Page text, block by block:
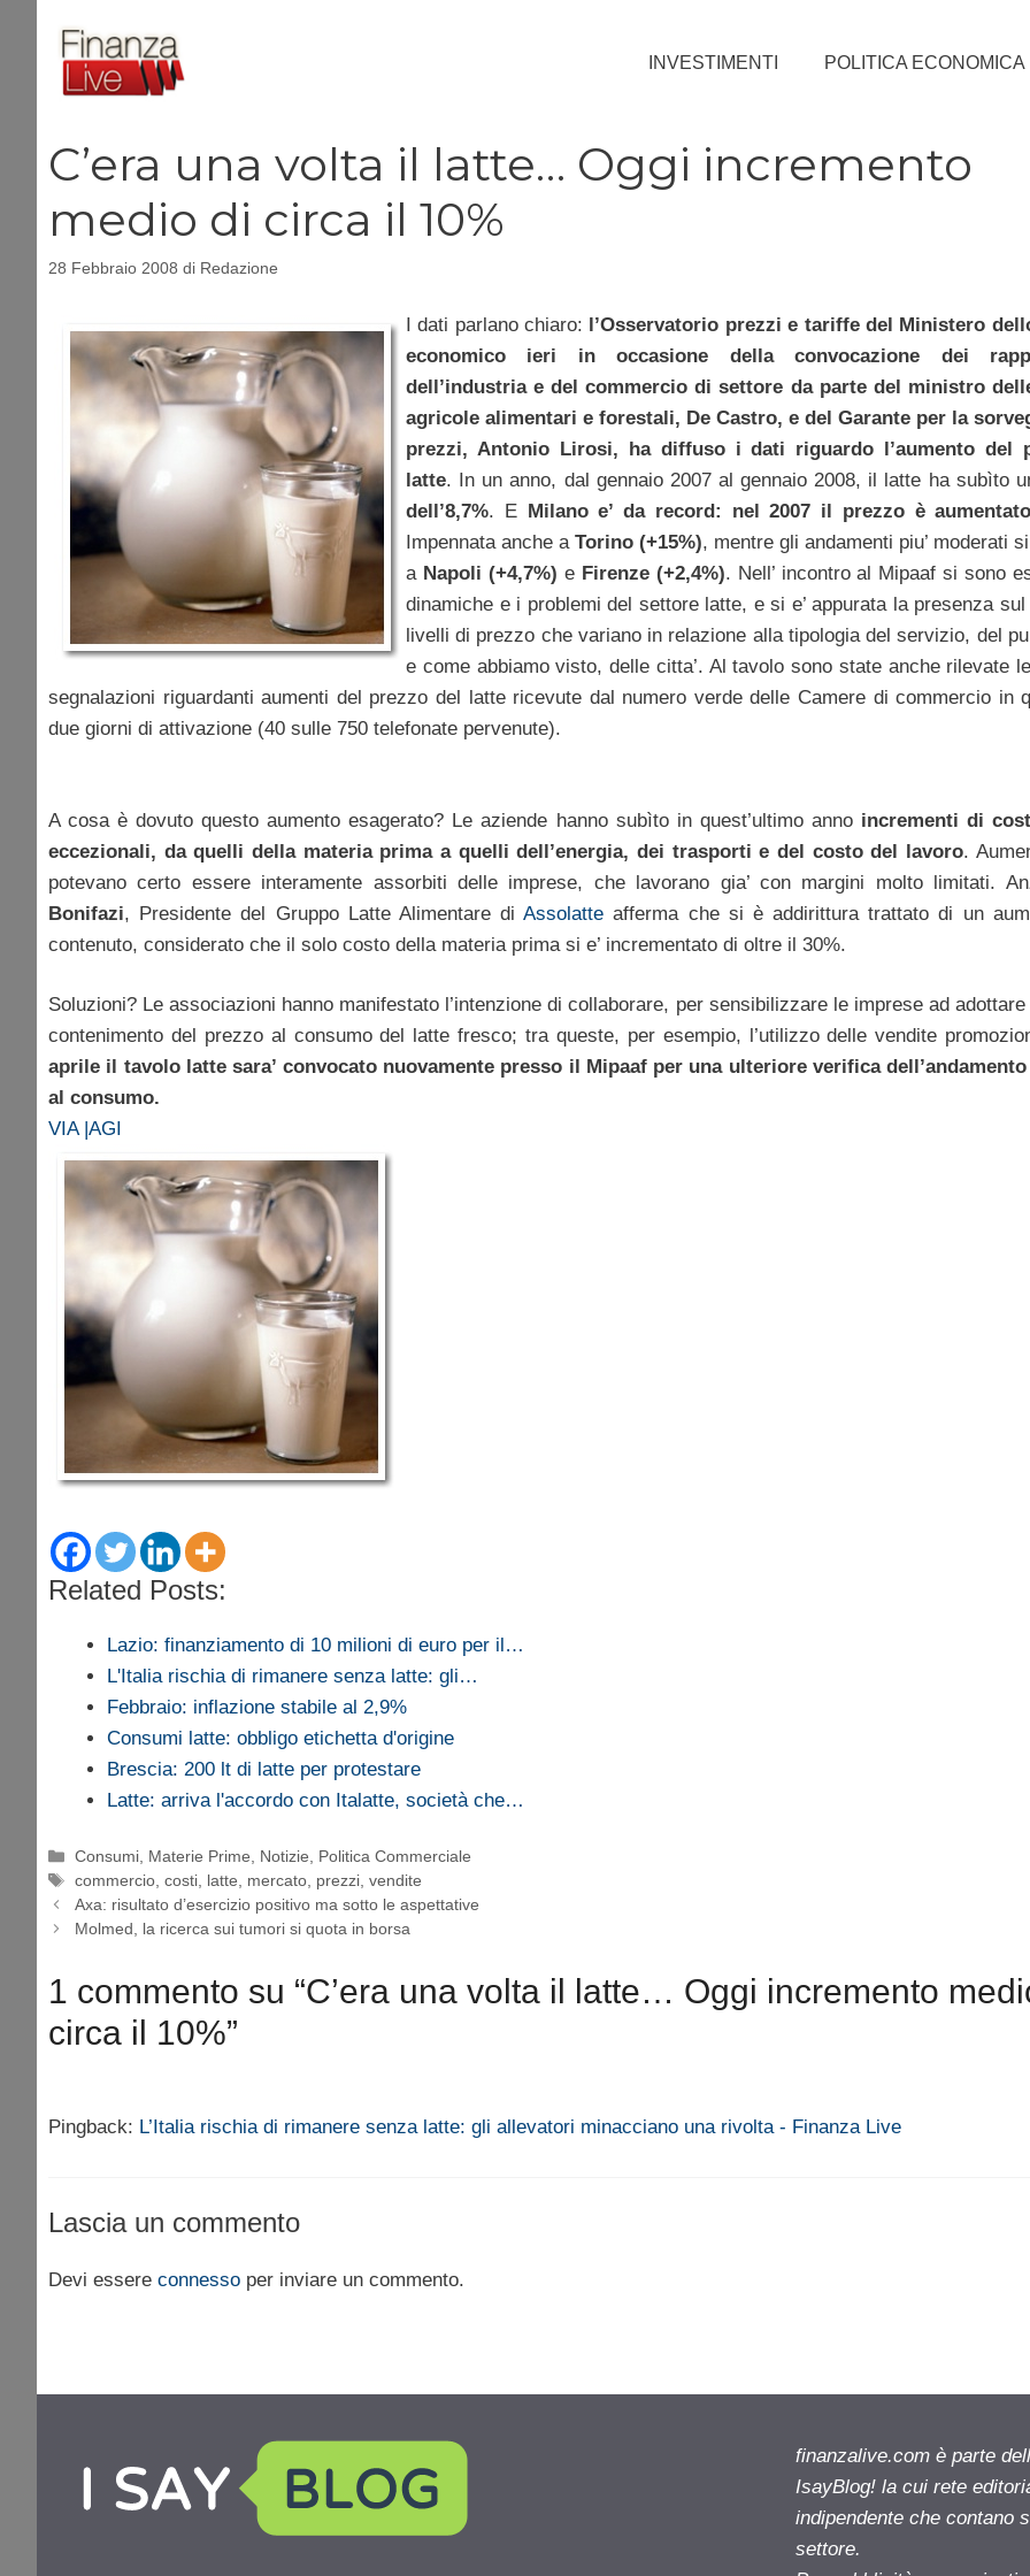
contenuto
INVESTIMENTI POLITICA ECONOMICA
C’era una volta il latte… Oggi incremento
medio di circa il 10%
28 Febbraio 2008 di Redazione
I dati parlano chiaro:
l’Osservatorio prezzi e tariffe del Ministero
economico ieri in occasione della convocazione dei
dell’industria e del commercio di settore da parte del ministro
agricole alimentari e forestali, De Castro, e del Garante per la
prezzi, Antonio Lirosi, ha diffuso i dati riguardo l’aumento del
latte. In un anno, dal gennaio 2007 al gennaio 2008, il latte ha subìto
dell’8,7%. E
Milano e’ da record: nel 2007 il prezzo è
Impennata anche a Torino (+15%), mentre gli andamenti piu’ moderati
a Napoli (+4,7%) e Firenze (+2,4%). Nell’ incontro al Mipaaf si sono
dinamiche e i problemi del settore latte, e si e’ appurata la presenza
livelli di prezzo che variano in relazione alla tipologia del servizio, del
e come abbiamo visto, delle citta’. Al tavolo sono state anche rilevate
segnalazioni riguardanti aumenti del prezzo del latte ricevute dal numero verde delle Camere di commercio in
due giorni di attivazione (40 sulle 750 telefonate pervenute).
A cosa è dovuto questo aumento esagerato? Le aziende hanno subìto in quest’ultimo anno incrementi di
eccezionali, da quelli della materia prima a quelli dell’energia, dei trasporti e del costo del lavoro.
potevano certo essere interamente assorbiti delle imprese, che lavorano gia’ con margini molto limitati.
Bonifazi, Presidente del Gruppo Latte Alimentare diAssolatteafferma che si è addirittura trattato di un
contenuto, considerato che il solo costo della materia prima si e’ incrementato di oltre il 30%.
Soluzioni? Le associazioni hanno manifestato l’intenzione di collaborare, per sensibilizzare le imprese ad
contenimento del prezzo al consumo del latte fresco; tra queste, per esempio, l’utilizzo delle vendite
aprile il tavolo latte sara’ convocato nuovamente presso il Mipaaf per una ulteriore verifica
al consumo.
VIA |AGI
Related Posts:
Lazio: finanziamento di 10 milioni di euro per il…
L'Italia rischia di rimanere senza latte: gli…
Febbraio: inflazione stabile al 2,9%
Consumi latte: obbligo etichetta d'origine
Brescia: 200 lt di latte per protestare
Latte: arriva l'accordo con Italatte, società che…
Categorie
Consumi Materie Prime Notizie
Politica Commerciale
Tag
commercio ,costi latte mercato prezzi ,vendite
Axa: risultato d’esercizio positivo ma sotto le aspettative
Molmed, la ricerca sui tumori si quota in borsa
1 commento su “C’era una volta il latte… Oggi incremento
circa il 10%”
Pingback: L’Italia rischia di rimanere senza latte: gli allevatori minacciano una rivolta - Finanza Live
Lascia un commento
Devi essere connesso per inviare un commento.
finanzalive.com è parte
IsayBlog! la cui rete
indipendente che contano
settore.